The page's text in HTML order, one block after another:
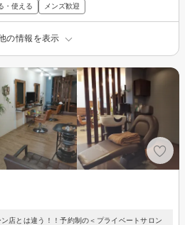
・使える メンズ歓迎
の情報を表示
店とは違う！！予約制の＜プライベートサロン